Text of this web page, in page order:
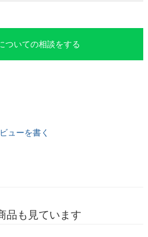
ついての相談をする
ューを書く
品も見ています